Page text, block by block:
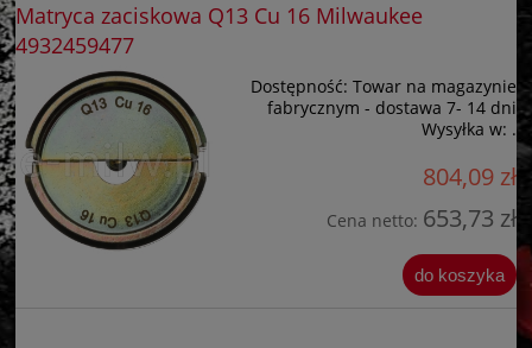
Matryca zaciskowa Q13 Cu 16 Milwaukee
4932459477
Dostępność: Towar na magazynie
fabrycznym - dostawa 7- 14 dni
Wysyłka w: .
804,09 zł
Cena netto: 653,73 zł
do koszyka